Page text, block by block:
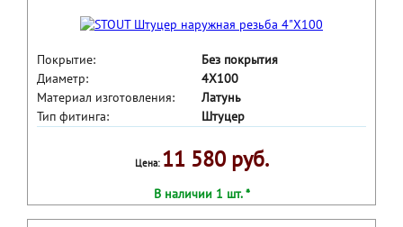
Покрытие:
Без покрытия
Диаметр:
4X100
Материал изготовления:
Латунь
Тип фитинга:
Штуцер
Цена: 11 580 руб.
В наличии 1 шт. *